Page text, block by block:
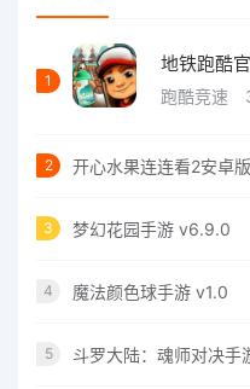
1
地铁跑酷
跑酷竞速
2 开心水果连连看2安卓
3 梦幻花园手游 v6.9.0
4 魔法颜色球手游 v1.0
5 斗罗大陆：魂师对决手